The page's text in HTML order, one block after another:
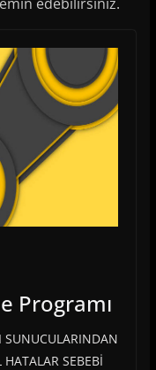
Programı
SUNUCULARINDAN
SEBEBİ